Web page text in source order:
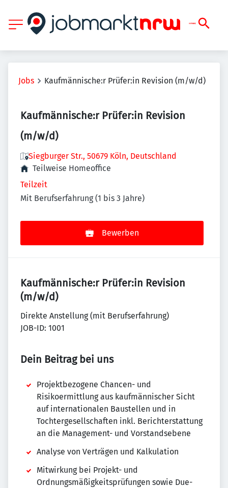
Jobs Kaufmännische:r Prüfer:in Revision (m/w/d)
Kaufmännische:r Prüfer:in Revision
(m/w/d)
Siegburger Str., 50679 Köln, Deutschland
Teilweise Homeoffice
Teilzeit
Mit Berufserfahrung (1 bis 3 Jahre)
Bewerben
Kaufmännische:r Prüfer:in Revision
(m/w/d)
Direkte Anstellung (mit Berufserfahrung)
JOB-ID: 1001
Dein Beitrag bei uns
Projektbezogene Chancen- und
Risikoermittlung aus kaufmännischer Sicht
auf internationalen Baustellen und in
Tochtergesellschaften inkl. Berichterstattung
an die Management- und Vorstandsebene
Analyse von Verträgen und Kalkulation
Mitwirkung bei Projekt- und
Ordnungsmäßigkeitsprüfungen sowie Due-